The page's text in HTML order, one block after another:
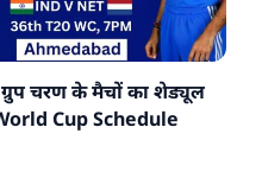
चरण के मैचों का शेड्यूल
Cup Schedule